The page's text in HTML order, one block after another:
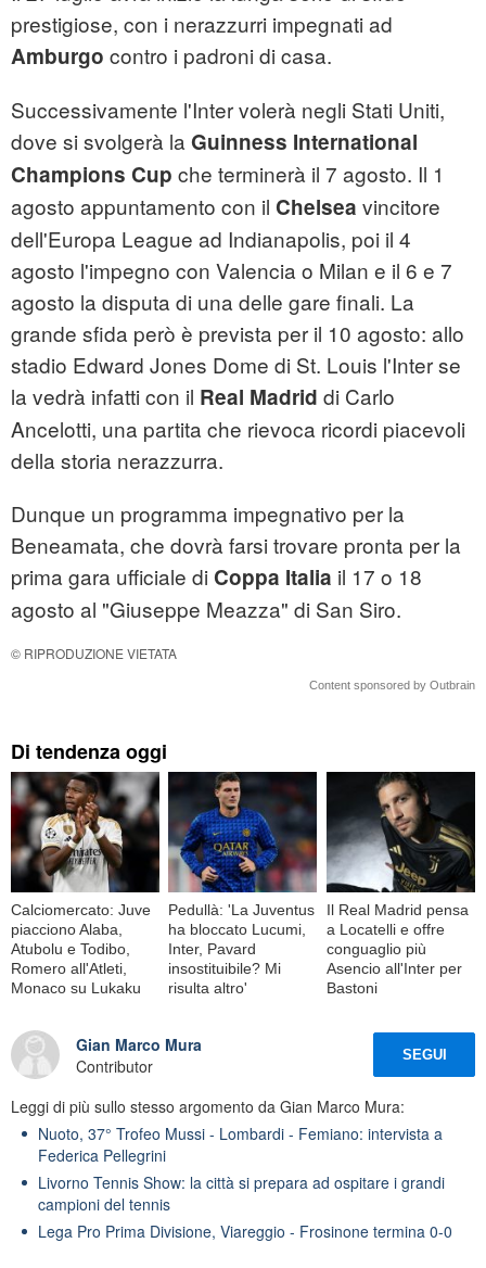
prestigiose, con i nerazzurri impegnati ad
Amburgo contro i padroni di casa.
Successivamente l'Inter volerà negli Stati Uniti,
dove si svolgerà la Guinness International
Champions Cup che terminerà il 7 agosto. Il 1
agosto appuntamento con il Chelsea vincitore
dell'Europa League ad Indianapolis, poi il 4
agosto l'impegno con Valencia o Milan e il 6 e 7
agosto la disputa di una delle gare finali. La
grande sfida però è prevista per il 10 agosto: allo
stadio Edward Jones Dome di St. Louis l'Inter se
la vedrà infatti con il Real Madrid di Carlo
Ancelotti, una partita che rievoca ricordi piacevoli
della storia nerazzurra.
Dunque un programma impegnativo per la
Beneamata, che dovrà farsi trovare pronta per la
prima gara ufficiale di Coppa Italia il 17 o 18
agosto al "Giuseppe Meazza" di San Siro.
© RIPRODUZIONE VIETATA
Content sponsored by Outbrain
Di tendenza oggi
Calciomercato: Juve
piacciono Alaba,
Atubolu e Todibo,
Romero all'Atleti,
Monaco su Lukaku
Pedullà: 'La Juventus
ha bloccato Lucumi,
Inter, Pavard
insostituibile? Mi
risulta altro'
Il Real Madrid pensa
a Locatelli e offre
conguaglio più
Asencio all'Inter per
Bastoni
Gian Marco Mura
Contributor
SEGUI
Leggi di più sullo stesso argomento da Gian Marco Mura:
Nuoto, 37° Trofeo Mussi - Lombardi - Femiano: intervista a
Federica Pellegrini
Livorno Tennis Show: la città si prepara ad ospitare i grandi
campioni del tennis
Lega Pro Prima Divisione, Viareggio - Frosinone termina 0-0